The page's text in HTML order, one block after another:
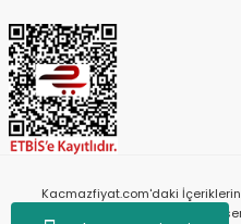
Kacmazfiyat.com'daki İçeriklerin
bilgileriniz 256bit SSL